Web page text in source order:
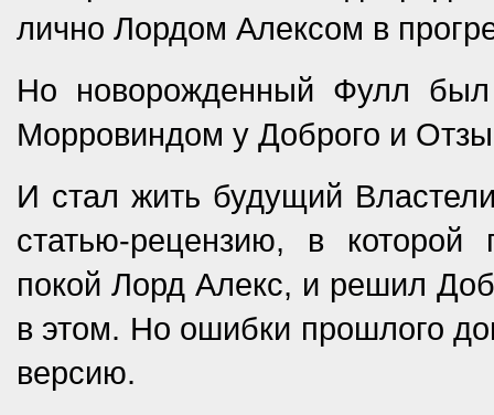
лично Лордом Алексом в
Но новорожденный Фулл
Морровиндом у Доброго и
И стал жить будущий
статью-рецензию, в
покой Лорд Алекс, и решил
в этом. Но ошибки прошлого
версию.